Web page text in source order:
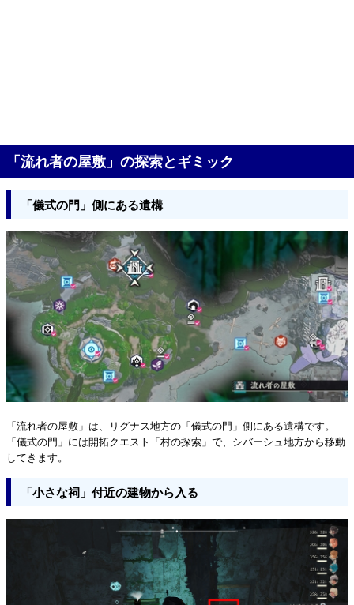
「流れ者の屋敷」の探索とギミック
「儀式の門」側にある遺構
「流れ者の屋敷」は、リグナス地方の「儀式の門」側にある遺構です。
「儀式の門」には開拓クエスト「村の探索」で、シバーシュ地方から移動
してきます。
「小さな祠」付近の建物から入る